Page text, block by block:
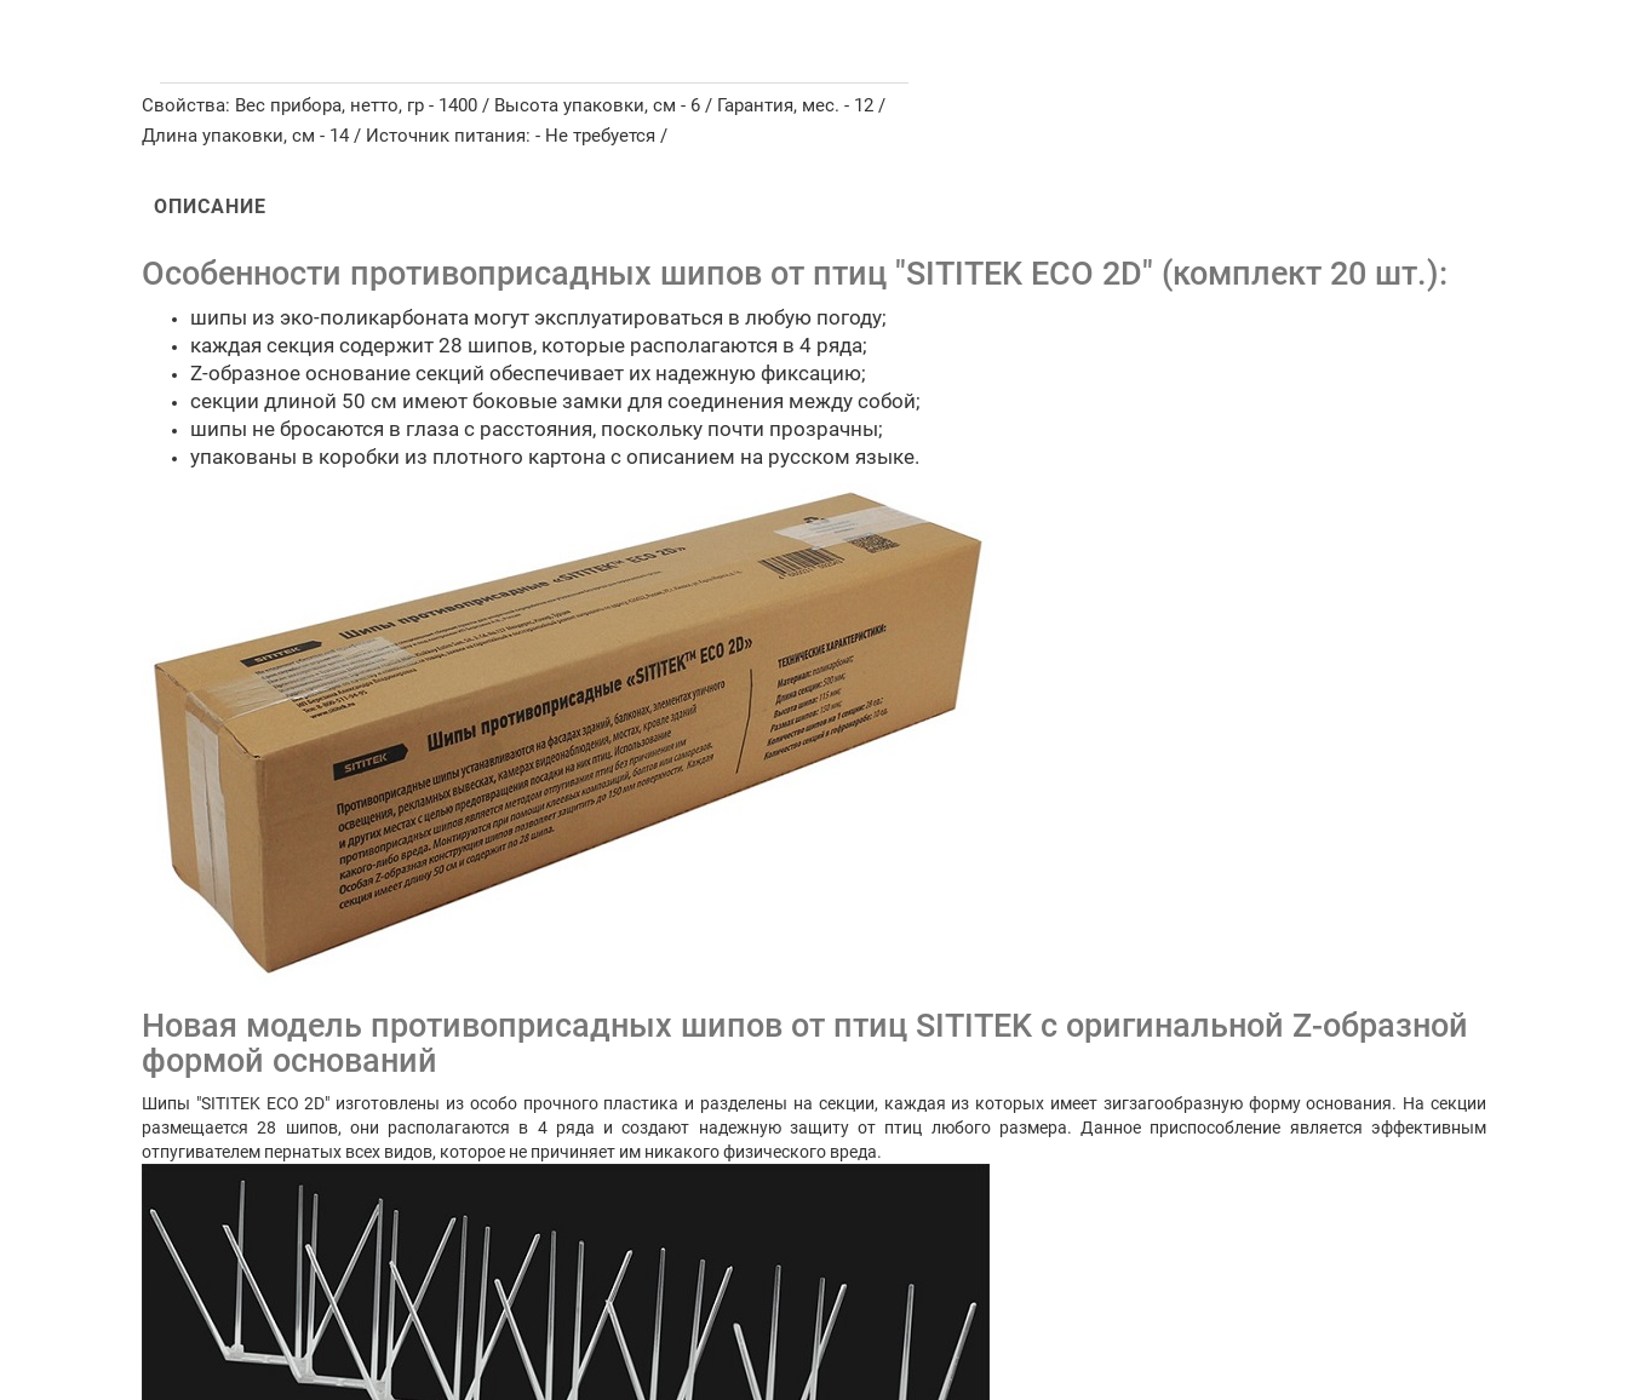
Свойства: Вес прибора, нетто, гр - 1400 / Высота упаковки, см - 6 / Гарантия, мес. - 12 /
Длина упаковки, см - 14 / Источник питания: - Не требуется /
ОПИСАНИЕ
Особенности противоприсадных шипов от птиц "SITITEK ECO 2D" (комплект 20 шт.):
шипы из эко-поликарбоната могут эксплуатироваться в любую погоду;
каждая секция содержит 28 шипов, которые располагаются в 4 ряда;
Z-образное основание секций обеспечивает их надежную фиксацию;
секции длиной 50 см имеют боковые замки для соединения между собой;
шипы не бросаются в глаза с расстояния, поскольку почти прозрачны;
упакованы в коробки из плотного картона с описанием на русском языке.
Новая модель противоприсадных шипов от птиц SITITEK с оригинальной Z-образной
формой оснований
Шипы "SITITEK ECO 2D" изготовлены из особо прочного пластика и разделены на секции, каждая из которых имеет зигзагообразную форму основания. На секции
размещается 28 шипов, они располагаются в 4 ряда и создают надежную защиту от птиц любого размера. Данное приспособление является эффективным
отпугивателем пернатых всех видов, которое не причиняет им никакого физического вреда.